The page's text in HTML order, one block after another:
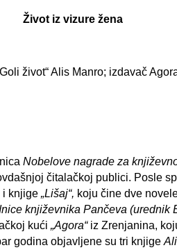
Život iz vizure žena
život“ Alis Manro; izdavač
Nobelove nagrade za
čitalačkoj publici. Posle
i knjige „Lišaj“, koju čine dve
književnika Pančeva (urednik
kući „Agora“iz Zrenjanina,
godina objavljene su tri knjige